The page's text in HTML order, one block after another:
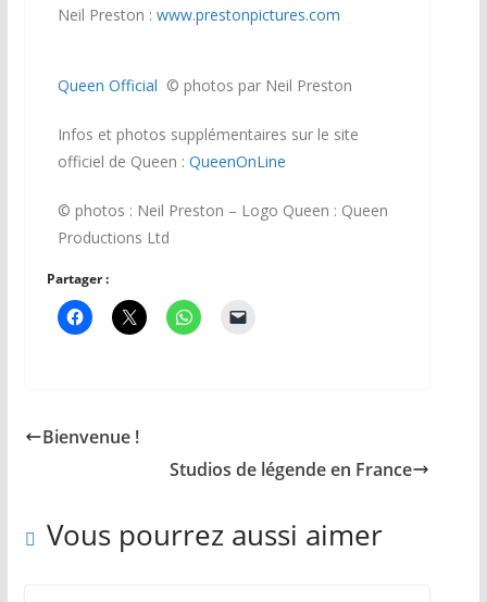
Neil Preston : www.prestonpictures.com
Queen Official © photos par Neil Preston
Infos et photos supplémentaires sur le site
officiel de Queen : QueenOnLine
© photos : Neil Preston – Logo Queen : Queen
Productions Ltd
Partager :
Bienvenue !
Studios de légende en France
Vous pourrez aussi aimer